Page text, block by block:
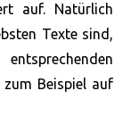
auf. Natürlich
Texte sind,
zum Beispiel auf